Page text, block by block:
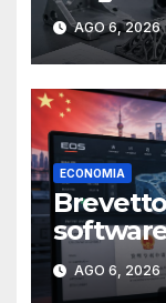
AGO 6, 2026
ECONOMIA
nella
AGO 6, 2026